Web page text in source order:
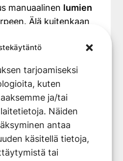
tarjoamiseksi
kuten
ja/tai
Näiden
antaa
käsitellä tietoja,
tai
manuaalinen lumien
Älä kuitenkaan